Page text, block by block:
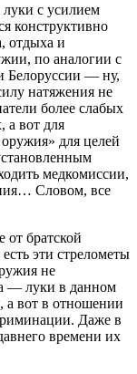
с усилием
конструктивно
отдыха и
по аналогии с
Белоруссии — ну,
натяжения не
более слабых
а вот для
для целей
медкомиссии,
Словом, все
от братской
эти стрелометы
не
— луки в данном
а вот в отношении
Даже в
времени их